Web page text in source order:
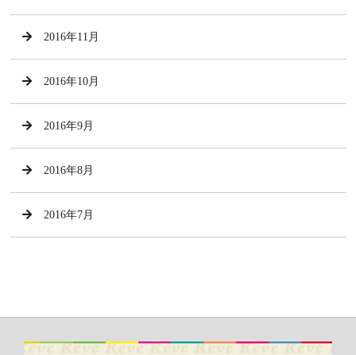
2016年11月
2016年10月
2016年9月
2016年8月
2016年7月